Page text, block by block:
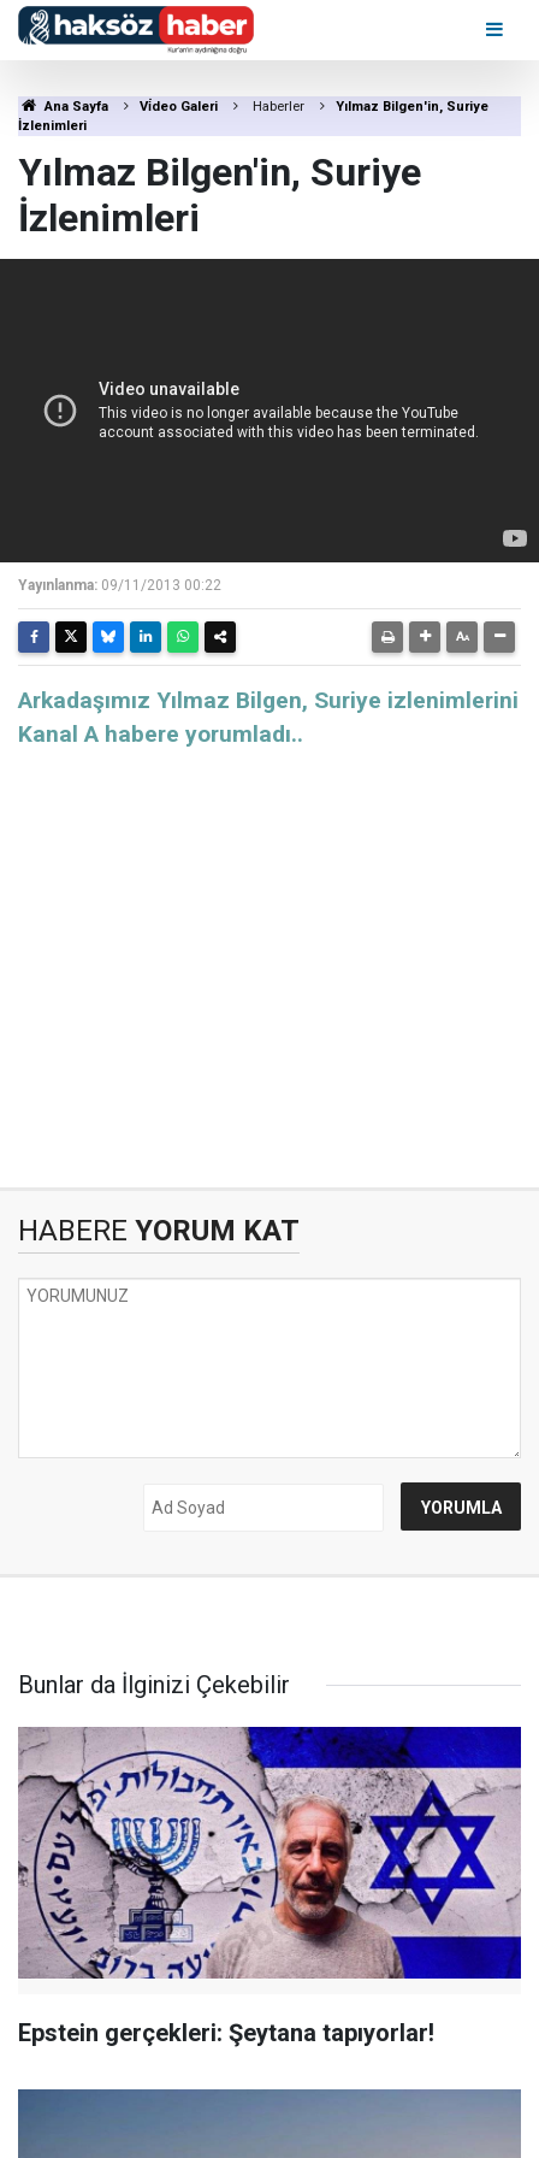
Ana Sayfa Vi̇deo Galeri Haberler
Yılmaz Bilgen'in, Suriye
İzlenimleri
Yılmaz Bilgen'in, Suriye
İzlenimleri
Yayınlanma: 09/11/2013 00:22
Arkadaşımız Yılmaz Bilgen, Suriye izlenimlerini
Kanal A habere yorumladı..
HABERE YORUM KAT
Bunlar da İlginizi Çekebilir
Epstein gerçekleri: Şeytana tapıyorlar!